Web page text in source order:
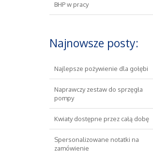
BHP w pracy
Najnowsze posty:
Najlepsze pożywienie dla gołębi
Naprawczy zestaw do sprzęgła
pompy
Kwiaty dostępne przez całą dobę
Spersonalizowane notatki na
zamówienie